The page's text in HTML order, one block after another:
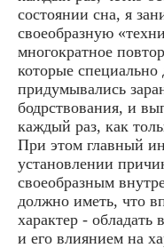
состоянии сна, я
своеобразную
многократное
которые специально
придумывались
бодрствования, и
каждый раз, как
При этом главный
установлении
своеобразным
должно иметь, что
характер -
и его влиянием на